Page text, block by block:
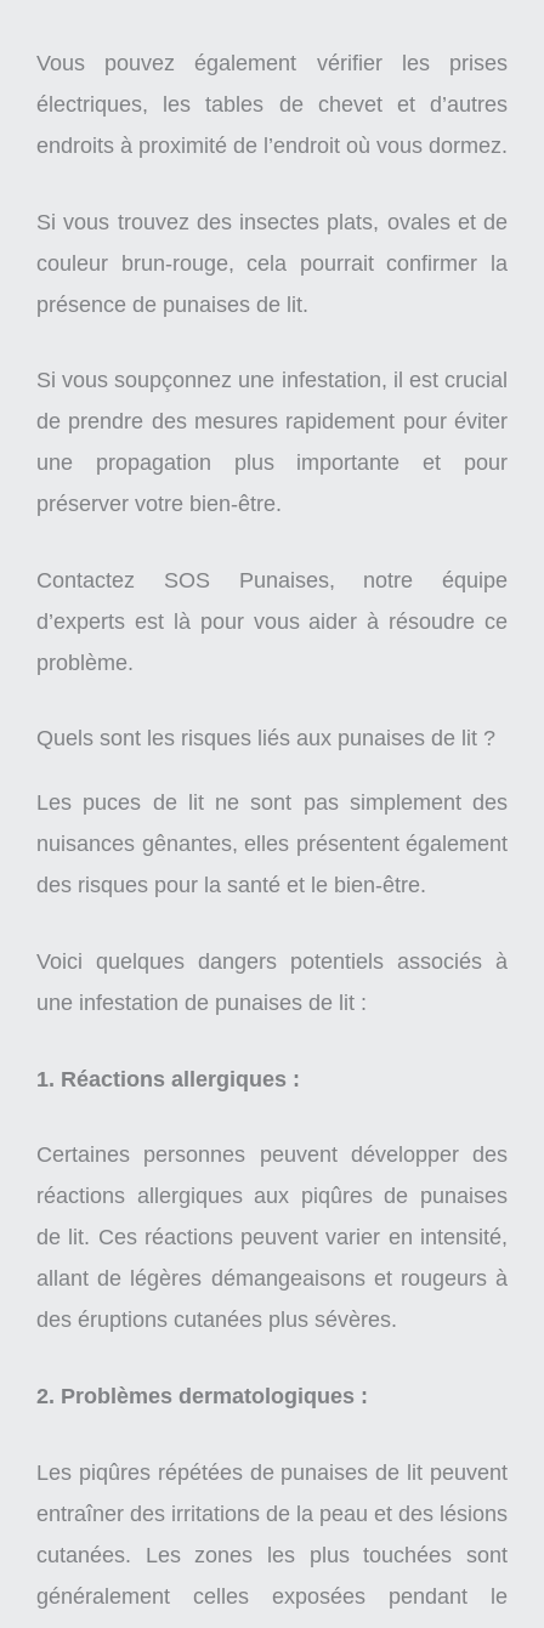
Vous pouvez également vérifier les prises
électriques, les tables de chevet et d’autres
endroits à proximité de l’endroit où vous dormez.
Si vous trouvez des insectes plats, ovales et de
couleur brun-rouge, cela pourrait confirmer la
présence de punaises de lit.
Si vous soupçonnez une infestation, il est crucial
de prendre des mesures rapidement pour éviter
une propagation plus importante et pour
préserver votre bien-être.
Contactez SOS Punaises, notre équipe
d’experts est là pour vous aider à résoudre ce
problème.
Quels sont les risques liés aux punaises de lit ?
Les puces de lit ne sont pas simplement des
nuisances gênantes, elles présentent également
des risques pour la santé et le bien-être.
Voici quelques dangers potentiels associés à
une infestation de punaises de lit :
1. Réactions allergiques :
Certaines personnes peuvent développer des
réactions allergiques aux piqûres de punaises
de lit. Ces réactions peuvent varier en intensité,
allant de légères démangeaisons et rougeurs à
des éruptions cutanées plus sévères.
2. Problèmes dermatologiques :
Les piqûres répétées de punaises de lit peuvent
entraîner des irritations de la peau et des lésions
cutanées. Les zones les plus touchées sont
généralement celles exposées pendant le